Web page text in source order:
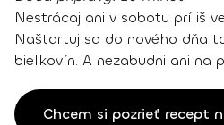
Nestrácaj ani v sobotu príliš
Naštartuj sa do nového dňa
bielkovín. A nezabudni ani na
Chcem si pozrieť recept